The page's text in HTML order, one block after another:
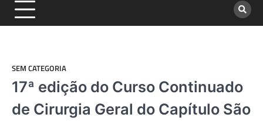
SEM CATEGORIA
17ª edição do Curso Continuado
de Cirurgia Geral do Capítulo São